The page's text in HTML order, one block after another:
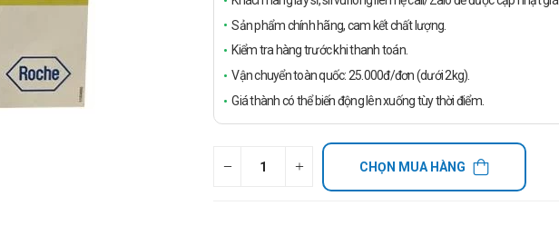
Sản phẩm chính hãng, cam kết chất lượng.
Kiểm tra hàng trước khi thanh toán.
Vận chuyển toàn quốc: 25.000đ/đơn (dưới 2kg).
Giá thành có thể biến động lên xuống tùy thời điểm.
CHỌN MUA HÀNG